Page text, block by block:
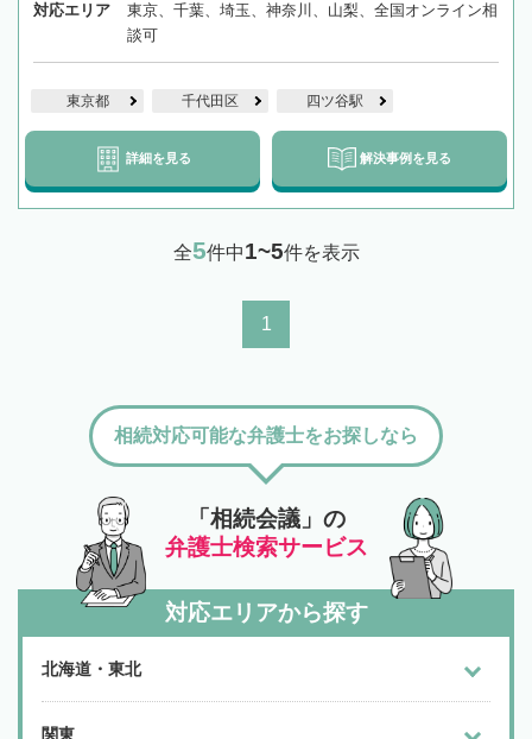
対応エリア
東京、千葉、埼玉、神奈川、山梨、全国オンライン相
談可
東京都 千代田区 四ツ谷駅
詳細を見る 解決事例を見る
全5件中1~5件を表示
1
「相続会議」の
弁護士検索サービス
相続対応可能な弁護士をお探しなら
対応エリアから探す
北海道・東北
関東